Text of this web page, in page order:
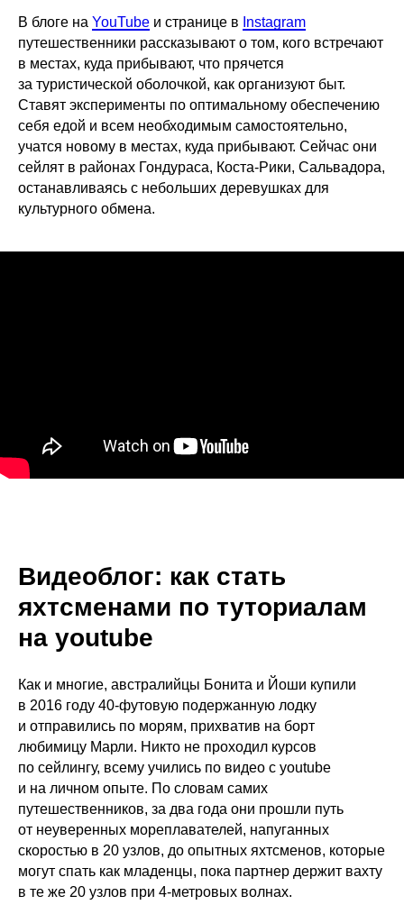
В блоге на YouTube и странице в Instagram
путешественники рассказывают о том, кого встречают
в местах, куда прибывают, что прячется
за туристической оболочкой, как организуют быт.
Ставят эксперименты по оптимальному обеспечению
себя едой и всем необходимым самостоятельно,
учатся новому в местах, куда прибывают. Сейчас они
сейлят в районах Гондураса, Коста-Рики, Сальвадора,
останавливаясь с небольших деревушках для
культурного обмена.
Видеоблог: как стать
яхтсменами по туториалам
на youtube
Как и многие, австралийцы Бонита и Йоши купили
в 2016 году 40-футовую подержанную лодку
и отправились по морям, прихватив на борт
любимицу Марли. Никто не проходил курсов
по сейлингу, всему учились по видео с youtube
и на личном опыте. По словам самих
путешественников, за два года они прошли путь
от неуверенных мореплавателей, напуганных
скоростью в 20 узлов, до опытных яхтсменов, которые
могут спать как младенцы, пока партнер держит вахту
в те же 20 узлов при 4-метровых волнах.